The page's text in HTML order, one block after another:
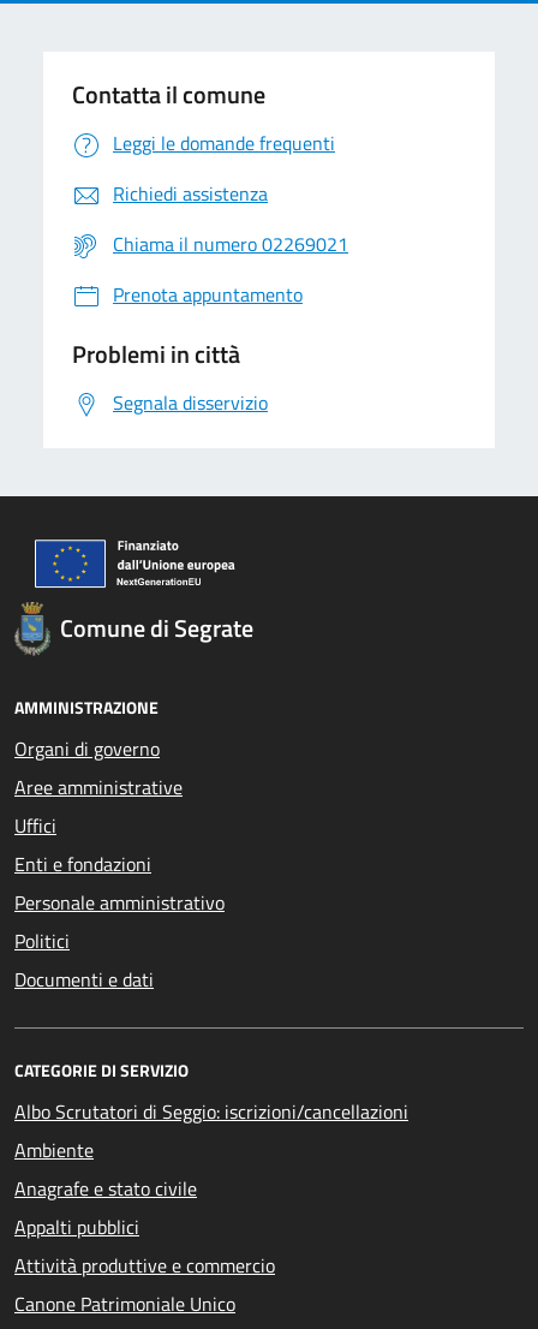
Contatta il comune
Leggi le domande frequenti
Richiedi assistenza
Chiama il numero 02269021
Prenota appuntamento
Problemi in città
Segnala disservizio
Comune di Segrate
AMMINISTRAZIONE
Organi di governo
Aree amministrative
Uffici
Enti e fondazioni
Personale amministrativo
Politici
Documenti e dati
CATEGORIE DI SERVIZIO
Albo Scrutatori di Seggio: iscrizioni/cancellazioni
Ambiente
Anagrafe e stato civile
Appalti pubblici
Attività produttive e commercio
Canone Patrimoniale Unico